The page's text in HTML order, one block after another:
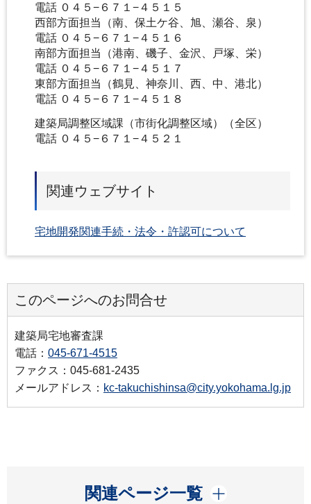
電話 ０４５−６７１−４５１５
西部方面担当（南、保土ケ谷、旭、瀬谷、泉）
電話 ０４５−６７１−４５１６
南部方面担当（港南、磯子、金沢、戸塚、栄）
電話 ０４５−６７１−４５１７
東部方面担当（鶴見、神奈川、西、中、港北）
電話 ０４５−６７１−４５１８
建築局調整区域課（市街化調整区域）（全区）
電話 ０４５−６７１−４５２１
関連ウェブサイト
宅地開発関連手続・法令・許認可について
このページへのお問合せ
建築局宅地審査課
電話： 045-671-4515
ファクス：045-681-2435
メールアドレス： kc-takuchishinsa@city.yokohama.lg.jp
関連ページ一覧
開く